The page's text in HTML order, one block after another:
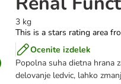
3 kg
This is a stars rating area
Ocenite izdelek
Popolna suha dietna hrana
delovanje ledvic, lahko